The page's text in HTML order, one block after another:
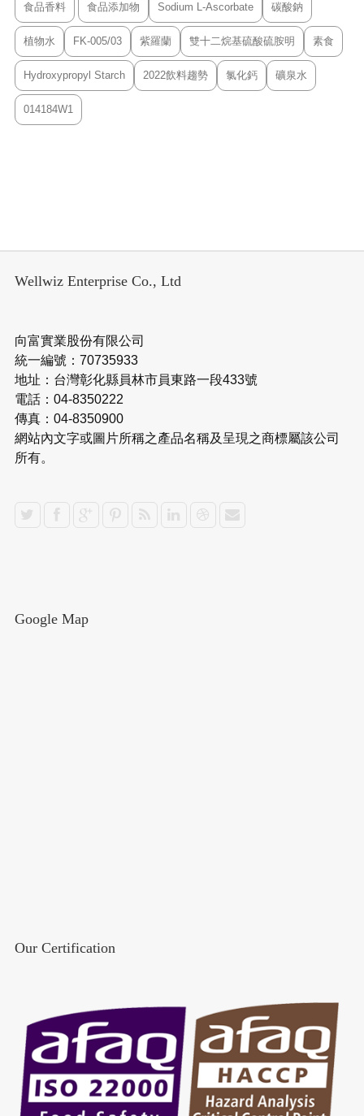
食品香料 食品添加物 Sodium L-Ascorbate 碳酸鈉
植物水 FK-005/03 紫羅蘭 雙十二烷基硫酸硫胺明 素食
Hydroxypropyl Starch 2022飲料趨勢 氯化鈣 礦泉水
014184W1
Wellwiz Enterprise Co., Ltd
向富實業股份有限公司
統一編號：70735933
地址：台灣彰化縣員林市員東路一段433號
電話：04-8350222
傳真：04-8350900
網站內文字或圖片所稱之產品名稱及呈現之商標屬該公司
所有。
Google Map
Our Certification